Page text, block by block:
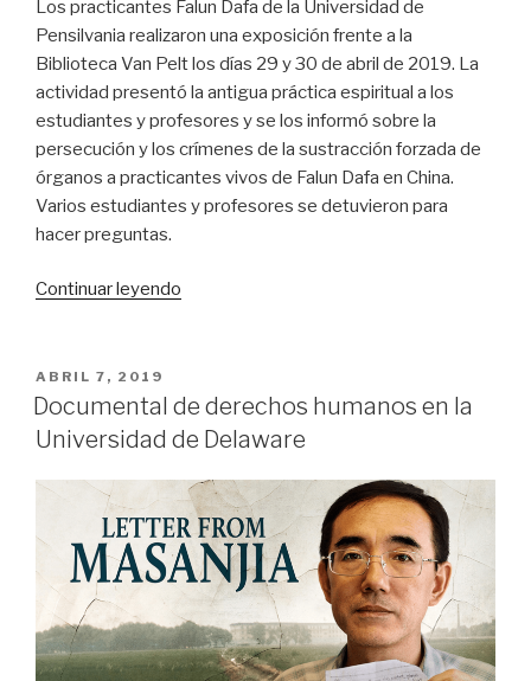
Los practicantes Falun Dafa de la Universidad de
Pensilvania realizaron una exposición frente a la
Biblioteca Van Pelt los días 29 y 30 de abril de 2019. La
actividad presentó la antigua práctica espiritual a los
estudiantes y profesores y se los informó sobre la
persecución y los crímenes de la sustracción forzada de
órganos a practicantes vivos de Falun Dafa en China.
Varios estudiantes y profesores se detuvieron para
hacer preguntas.
Continuar leyendo
Club
de
Dafa
lleva
a
cabo
exposición
informativa»
PUBLICADO
EL
ABRIL 7, 2019
Documental de derechos humanos en la
Universidad de Delaware